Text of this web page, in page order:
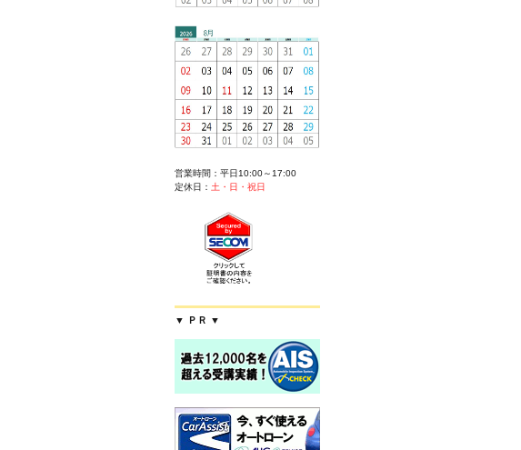
営業時間：平日10:00～17:00
定休日： 土・日・祝日
▼ ＰＲ ▼